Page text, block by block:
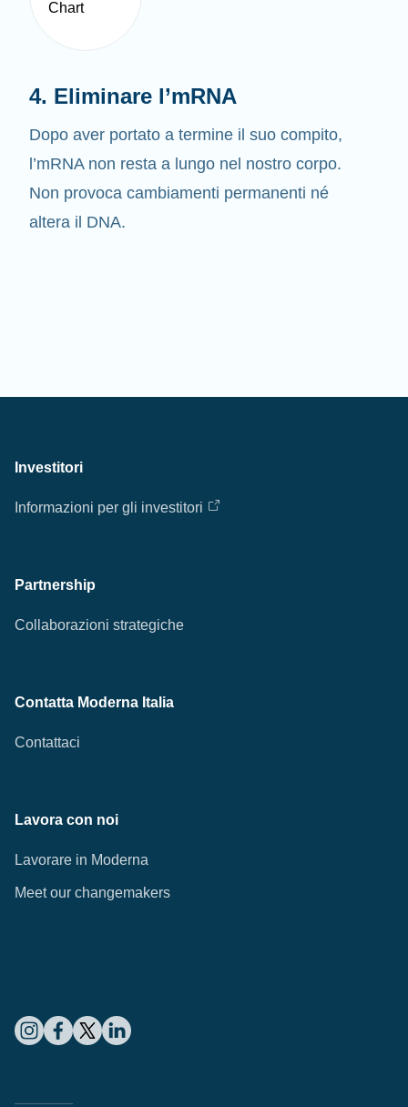
4. Eliminare l’mRNA
Dopo aver portato a termine il suo compito,
l’mRNA non resta a lungo nel nostro corpo.
Non provoca cambiamenti permanenti né
altera il DNA.
Investitori
Informazioni per gli investitori
Partnership
Collaborazioni strategiche
Contatta Moderna Italia
Contattaci
Lavora con noi
Lavorare in Moderna
Meet our changemakers